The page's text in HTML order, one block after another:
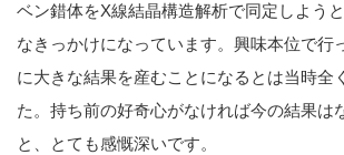
ベン錯体をX線結晶構造解析で同定しよう
なきっかけになっています。興味本位で行
に大きな結果を産むことになるとは当時全
た。持ち前の好奇心がなければ今の結果は
と、とても感慨深いです。